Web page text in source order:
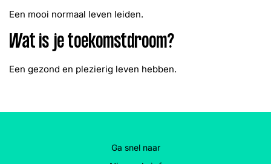
Een mooi normaal leven leiden.
Wat is je toekomstdroom?
Een gezond en plezierig leven hebben.
Ga snel naar